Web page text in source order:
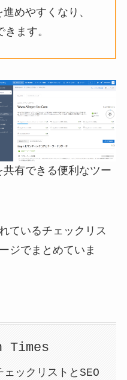
めやすくなり、
ます。
有できる便利なツー
ているチェックリス
ジでまとめていま
Times
ックリストとSEO